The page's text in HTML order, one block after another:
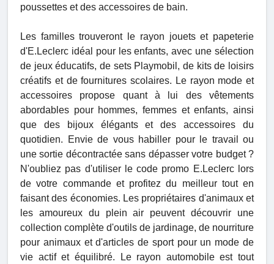
poussettes et des accessoires de bain.
Les familles trouveront le rayon jouets et papeterie
d'E.Leclerc idéal pour les enfants, avec une sélection
de jeux éducatifs, de sets Playmobil, de kits de loisirs
créatifs et de fournitures scolaires. Le rayon mode et
accessoires propose quant à lui des vêtements
abordables pour hommes, femmes et enfants, ainsi
que des bijoux élégants et des accessoires du
quotidien. Envie de vous habiller pour le travail ou
une sortie décontractée sans dépasser votre budget ?
N'oubliez pas d'utiliser le code promo E.Leclerc lors
de votre commande et profitez du meilleur tout en
faisant des économies. Les propriétaires d'animaux et
les amoureux du plein air peuvent découvrir une
collection complète d'outils de jardinage, de nourriture
pour animaux et d'articles de sport pour un mode de
vie actif et équilibré. Le rayon automobile est tout